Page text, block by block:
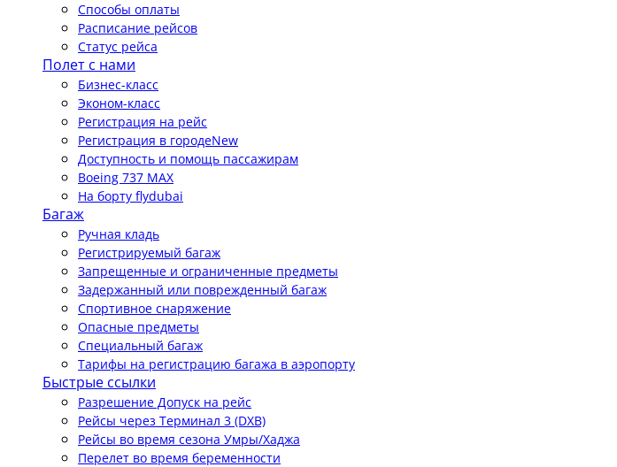
Способы оплаты
Расписание рейсов
Статус рейса
Полет с нами
Бизнес-класс
Эконом-класс
Регистрация на рейс
Регистрация в городеNew
Доступность и помощь пассажирам
Boeing 737 MAX
На борту flydubai
Багаж
Ручная кладь
Регистрируемый багаж
Запрещенные и ограниченные предметы
Задержанный или поврежденный багаж
Спортивное снаряжение
Опасные предметы
Специальный багаж
Тарифы на регистрацию багажа в аэропорту
Быстрые ссылки
Разрешение Допуск на рейс
Рейсы через Терминал 3 (DXB)
Рейсы во время сезона Умры/Хаджа
Перелет во время беременности